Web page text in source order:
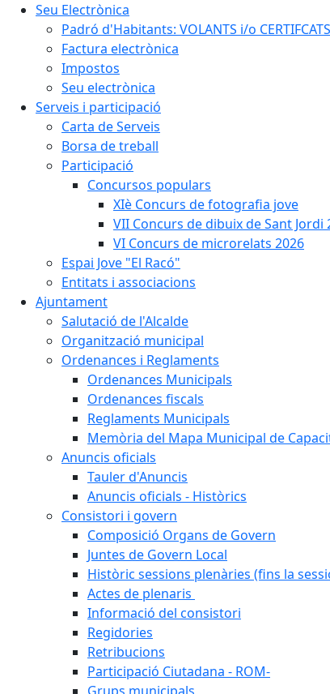
Seu Electrònica
Padró d'Habitants: VOLANTS i/o
Factura electrònica
Impostos
Seu electrònica
Serveis i participació
Carta de Serveis
Borsa de treball
Participació
Concursos populars
XIè Concurs de fotografia jove
VII Concurs de dibuix de Sant Jordi
VI Concurs de microrelats 2026
Espai Jove "El Racó"
Entitats i associacions
Ajuntament
Salutació de l'Alcalde
Organització municipal
Ordenances i Reglaments
Ordenances Municipals
Ordenances fiscals
Reglaments Municipals
Memòria del Mapa Municipal de
Anuncis oficials
Tauler d'Anuncis
Anuncis oficials - Històrics
Consistori i govern
Composició Organs de Govern
Juntes de Govern Local
Històric sessions plenàries (fins la
Actes de plenaris
Informació del consistori
Regidories
Retribucions
Participació Ciutadana - ROM-